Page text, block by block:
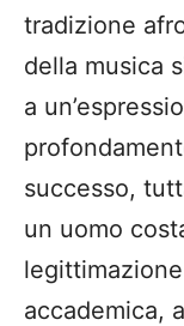
tradizione
della musica
a
successo,
un uomo
accademica,